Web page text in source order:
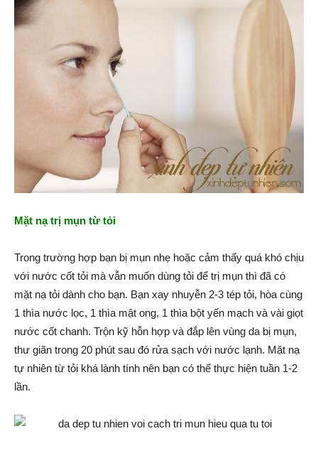
Mặt nạ trị mụn từ tỏi
Trong trường hợp bạn bị mụn nhẹ hoặc cảm thấy quá khó chịu
với nước cốt tỏi mà vẫn muốn dùng tỏi để trị mụn thì đã có
mặt nạ tỏi dành cho bạn. Bạn xay nhuyễn 2-3 tép tỏi, hòa cùng
1 thìa nước lọc, 1 thìa mật ong, 1 thìa bột yến mạch và vài giọt
nước cốt chanh. Trộn kỹ hỗn hợp và đắp lên vùng da bị mụn,
thư giãn trong 20 phút sau đó rửa sạch với nước lạnh. Mặt nạ
tự nhiên từ tỏi khá lành tính nên bạn có thể thực hiện tuần 1-2
lần.